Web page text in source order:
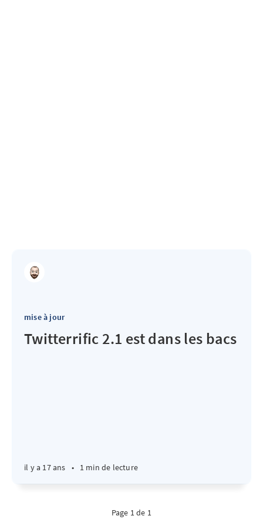
mise à jour
Twitterrific 2.1 est dans les bacs
il y a 17 ans • 1 min de lecture
Page 1 de 1